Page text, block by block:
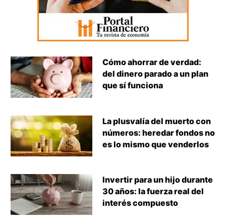
Cómo ahorrar de verdad:
del dinero parado a un plan
que sí funciona
La plusvalía del muerto con
números: heredar fondos no
es lo mismo que venderlos
Invertir para un hijo durante
30 años: la fuerza real del
interés compuesto